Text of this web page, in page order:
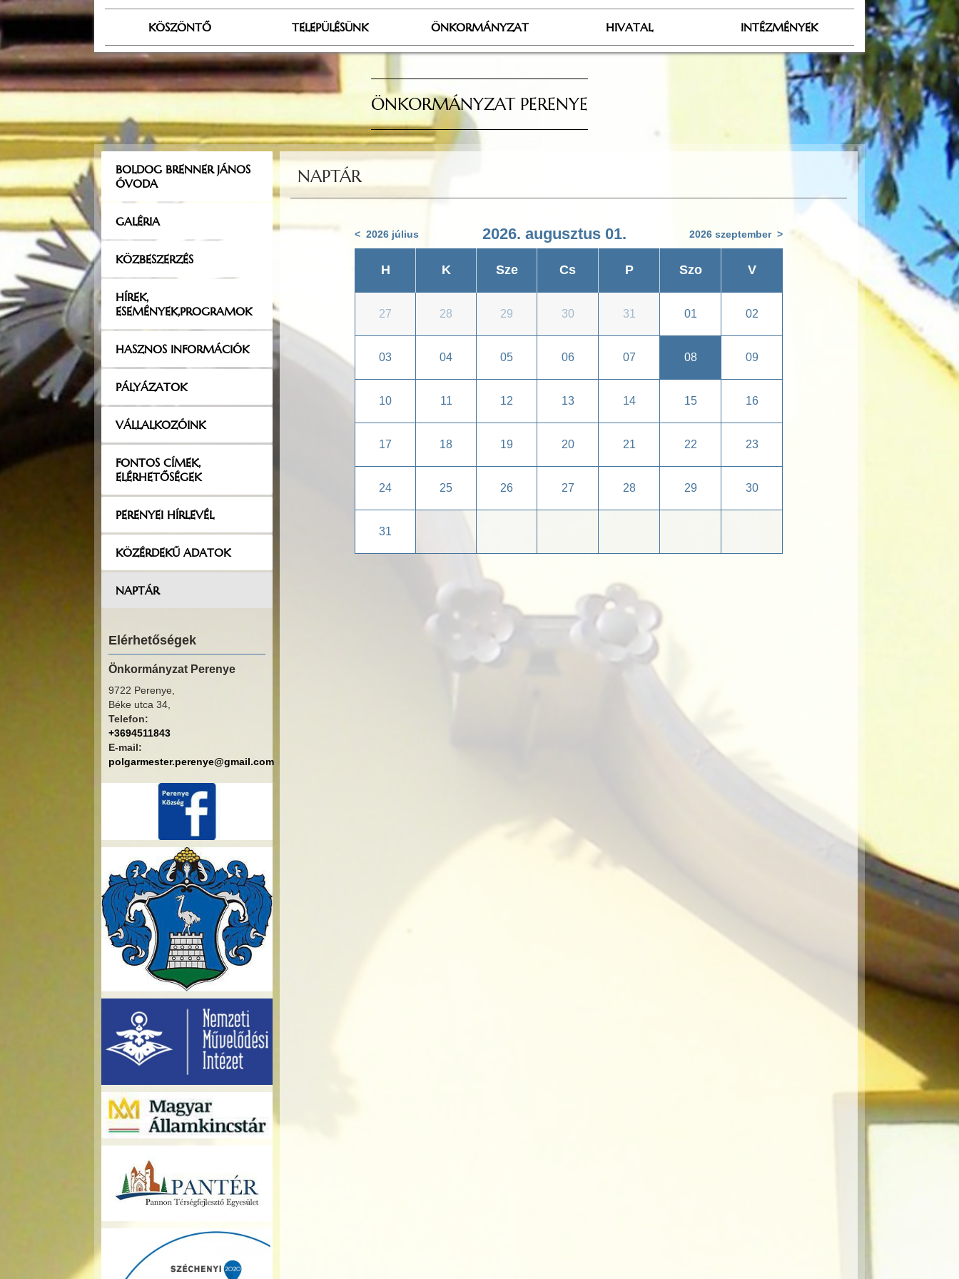
KÖSZÖNTŐ TELEPÜLÉSÜNK ÖNKORMÁNYZAT HIVATAL INTÉZMÉNYEK
ÖNKORMÁNYZAT PERENYE
BOLDOG BRENNER JÁNOS
ÓVODA
GALÉRIA
KÖZBESZERZÉS
HÍREK,
ESEMÉNYEK,PROGRAMOK
HASZNOS INFORMÁCIÓK
PÁLYÁZATOK
VÁLLALKOZÓINK
FONTOS CÍMEK,
ELÉRHETŐSÉGEK
PERENYEI HÍRLEVÉL
KÖZÉRDEKŰ ADATOK
NAPTÁR
Elérhetőségek
Önkormányzat Perenye
9722 Perenye,
Béke utca 34,
Telefon:
+3694511843
E-mail:
polgarmester.perenye@gmail.com
NAPTÁR
2026 szeptember >
< 2026 július 2026. augusztus 01.
H K Sze Cs P Szo V
27 28 29 30 31 01 02
03 04 05 06 07 08 09
10 11 12 13 14 15 16
17 18 19 20 21 22 23
24 25 26 27 28 29 30
31